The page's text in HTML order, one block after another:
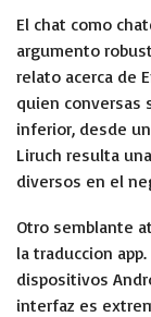
El chat como
argumento
relato acerca de
quien conversas
inferior, desde
Liruch resulta
diversos en el
Otro semblante
la traduccion
dispositivos
interfaz es